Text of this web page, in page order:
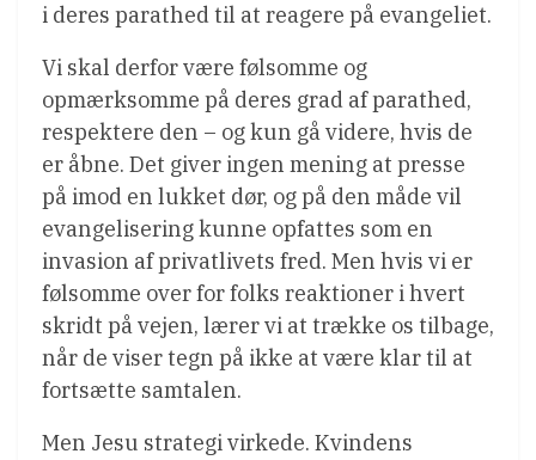
i deres parathed til at reagere på evangeliet.
Vi skal derfor være følsomme og
opmærksomme på deres grad af parathed,
respektere den – og kun gå videre, hvis de
er åbne. Det giver ingen mening at presse
på imod en lukket dør, og på den måde vil
evangelisering kunne opfattes som en
invasion af privatlivets fred. Men hvis vi er
følsomme over for folks reaktioner i hvert
skridt på vejen, lærer vi at trække os tilbage,
når de viser tegn på ikke at være klar til at
fortsætte samtalen.
Men Jesu strategi virkede. Kvindens